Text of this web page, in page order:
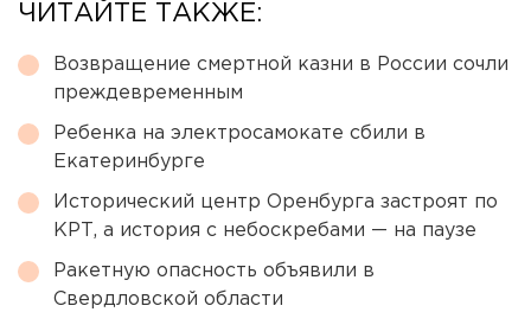
ЧИТАЙТЕ ТАКЖЕ:
Возвращение смертной казни в России сочли
преждевременным
Ребенка на электросамокате сбили в
Екатеринбурге
Исторический центр Оренбурга застроят по
КРТ, а история с небоскребами — на паузе
Ракетную опасность объявили в
Свердловской области